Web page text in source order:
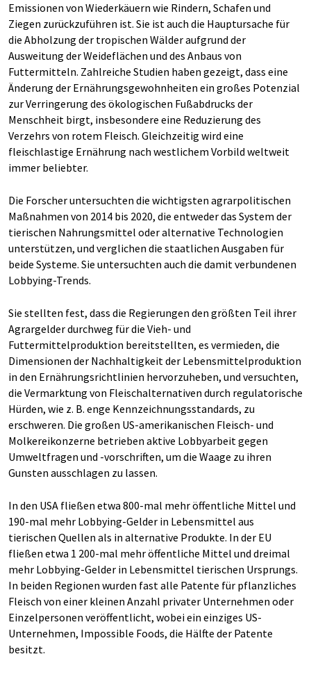
Emissionen von Wiederkäuern wie Rindern, Schafen und
Ziegen zurückzuführen ist. Sie ist auch die Hauptursache für
die Abholzung der tropischen Wälder aufgrund der
Ausweitung der Weideflächen und des Anbaus von
Futtermitteln. Zahlreiche Studien haben gezeigt, dass eine
Änderung der Ernährungsgewohnheiten ein großes Potenzial
zur Verringerung des ökologischen Fußabdrucks der
Menschheit birgt, insbesondere eine Reduzierung des
Verzehrs von rotem Fleisch. Gleichzeitig wird eine
fleischlastige Ernährung nach westlichem Vorbild weltweit
immer beliebter.
Die Forscher untersuchten die wichtigsten agrarpolitischen
Maßnahmen von 2014 bis 2020, die entweder das System der
tierischen Nahrungsmittel oder alternative Technologien
unterstützen, und verglichen die staatlichen Ausgaben für
beide Systeme. Sie untersuchten auch die damit verbundenen
Lobbying-Trends.
Sie stellten fest, dass die Regierungen den größten Teil ihrer
Agrargelder durchweg für die Vieh- und
Futtermittelproduktion bereitstellten, es vermieden, die
Dimensionen der Nachhaltigkeit der Lebensmittelproduktion
in den Ernährungsrichtlinien hervorzuheben, und versuchten,
die Vermarktung von Fleischalternativen durch regulatorische
Hürden, wie z. B. enge Kennzeichnungsstandards, zu
erschweren. Die großen US-amerikanischen Fleisch- und
Molkereikonzerne betrieben aktive Lobbyarbeit gegen
Umweltfragen und -vorschriften, um die Waage zu ihren
Gunsten ausschlagen zu lassen.
In den USA fließen etwa 800-mal mehr öffentliche Mittel und
190-mal mehr Lobbying-Gelder in Lebensmittel aus
tierischen Quellen als in alternative Produkte. In der EU
fließen etwa 1 200-mal mehr öffentliche Mittel und dreimal
mehr Lobbying-Gelder in Lebensmittel tierischen Ursprungs.
In beiden Regionen wurden fast alle Patente für pflanzliches
Fleisch von einer kleinen Anzahl privater Unternehmen oder
Einzelpersonen veröffentlicht, wobei ein einziges US-
Unternehmen, Impossible Foods, die Hälfte der Patente
besitzt.